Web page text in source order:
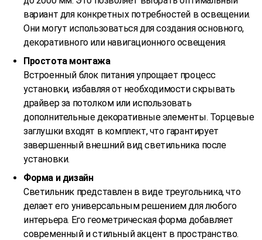
вариант для конкретных потребностей в освещении.
Они могут использоваться для создания основного,
декоративного или навигационного освещения.
Простота монтажа
Встроенный блок питания упрощает процесс
установки, избавляя от необходимости скрывать
драйвер за потолком или использовать
дополнительные декоративные элементы. Торцевые
заглушки входят в комплект, что гарантирует
завершенный внешний вид светильника после
установки.
Форма и дизайн
Светильник представлен в виде треугольника, что
делает его универсальным решением для любого
интерьера. Его геометрическая форма добавляет
современный и стильный акцент в пространство.